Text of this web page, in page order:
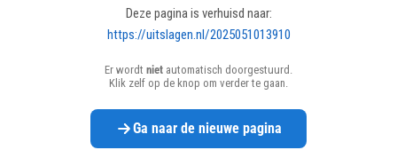
Deze pagina is verhuisd naar:
https://uitslagen.nl/2025051013910
Er wordt niet automatisch doorgestuurd.
Klik zelf op de knop om verder te gaan.
Ga naar de nieuwe pagina